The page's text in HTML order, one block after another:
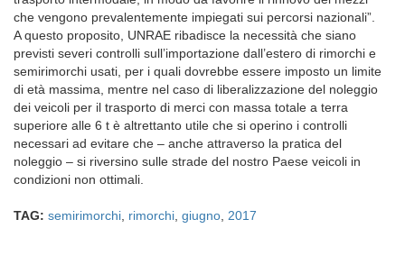
che vengono prevalentemente impiegati sui percorsi nazionali”.
A questo proposito, UNRAE ribadisce la necessità che siano
previsti severi controlli sull’importazione dall’estero di rimorchi e
semirimorchi usati, per i quali dovrebbe essere imposto un limite
di età massima, mentre nel caso di liberalizzazione del noleggio
dei veicoli per il trasporto di merci con massa totale a terra
superiore alle 6 t è altrettanto utile che si operino i controlli
necessari ad evitare che – anche attraverso la pratica del
noleggio – si riversino sulle strade del nostro Paese veicoli in
condizioni non ottimali.
TAG: semirimorchi rimorchi giugno 2017